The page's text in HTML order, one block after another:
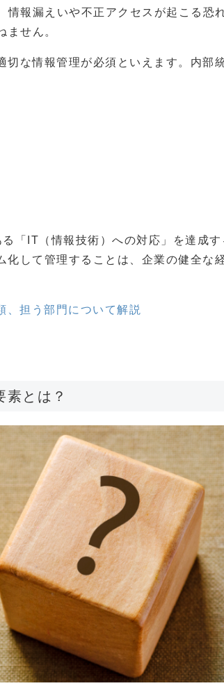
報漏えいや不正アクセスが起こる恐
ません。
な情報管理が必須といえます。内部
「IT（情報技術）への対応」を達成す
して管理することは、企業の健全な
、担う部門について解説
とは？